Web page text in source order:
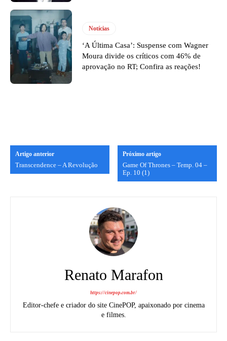
Notícias
‘A Última Casa’: Suspense com Wagner
Moura divide os críticos com 46% de
aprovação no RT; Confira as reações!
Artigo anterior
Transcendence – A Revolução
Próximo artigo
Game Of Thrones – Temp. 04 –
Ep. 10 (1)
Renato Marafon
https://cinepop.com.br/
Editor-chefe e criador do site CinePOP, apaixonado por cinema
e filmes.